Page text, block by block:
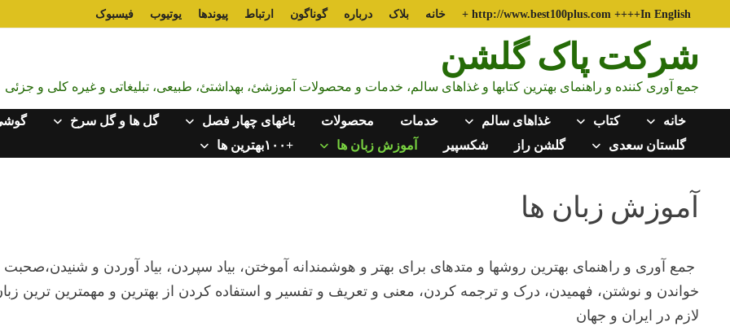
to
content
http://www.best100plus.com ++++In English + خانه بلاک درباره گوناگون ارتباط پیوندها یوتیوب فیسبوک
شرکت پاک گلشن
جمع آوری کننده و راهنمای بهترین کتابها و غذاهای سالم، خدمات و محصولات آموزشئ، بهداشتئ، طبیعی، تبلیغاتی و غیره کلی و جزئی
خانه کتاب غذاهای سالم خدمات محصولات باغهای چهار فصل گل ها و گل سرخ
گلستان سعدی
گلشن راز شکسپیر آموزش زبان ها +۱۰۰بهترین ها
آموزش زبان ها
جمع آوری و راهنمای بهترین روشها و متدهای برای بهتر و هوشمندانه آموختن، بیاد سپردن، بیاد آوردن و
خواندن و نوشتن، فهمیدن، درک و ترجمه کردن، معنی و تعریف و تفسیر و استفاده کردن از بهترین و مهمترین ترین
لازم در ایران و جهان